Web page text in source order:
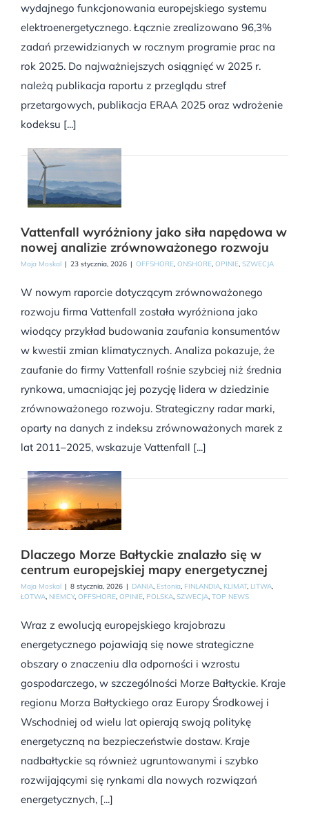
wydajnego funkcjonowania europejskiego systemu
elektroenergetycznego. Łącznie zrealizowano 96,3%
zadań przewidzianych w rocznym programie prac na
rok 2025. Do najważniejszych osiągnięć w 2025 r.
należą publikacja raportu z przeglądu stref
przetargowych, publikacja ERAA 2025 oraz wdrożenie
kodeksu [...]
Vattenfall wyróżniony jako siła napędowa w
nowej analizie zrównoważonego rozwoju
Maja Moskal | 23 stycznia, 2026 | OFFSHORE, ONSHORE, OPINIE, SZWECJA
W nowym raporcie dotyczącym zrównoważonego
rozwoju firma Vattenfall została wyróżniona jako
wiodący przykład budowania zaufania konsumentów
w kwestii zmian klimatycznych. Analiza pokazuje, że
zaufanie do firmy Vattenfall rośnie szybciej niż średnia
rynkowa, umacniając jej pozycję lidera w dziedzinie
zrównoważonego rozwoju. Strategiczny radar marki,
oparty na danych z indeksu zrównoważonych marek z
lat 2011–2025, wskazuje Vattenfall [...]
Dlaczego Morze Bałtyckie znalazło się w
centrum europejskiej mapy energetycznej
Maja Moskal | 8 stycznia, 2026 | DANIA, Estonia, FINLANDIA, KLIMAT, LITWA,
ŁOTWA, NIEMCY, OFFSHORE, OPINIE, POLSKA, SZWECJA, TOP NEWS
Wraz z ewolucją europejskiego krajobrazu
energetycznego pojawiają się nowe strategiczne
obszary o znaczeniu dla odporności i wzrostu
gospodarczego, w szczególności Morze Bałtyckie. Kraje
regionu Morza Bałtyckiego oraz Europy Środkowej i
Wschodniej od wielu lat opierają swoją politykę
energetyczną na bezpieczeństwie dostaw. Kraje
nadbałtyckie są również ugruntowanymi i szybko
rozwijającymi się rynkami dla nowych rozwiązań
energetycznych, [...]